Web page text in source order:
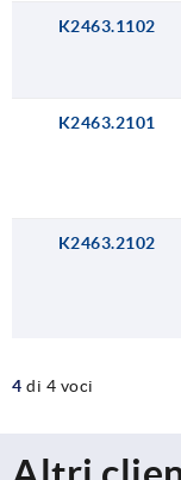
K2463.1102
K2463.2101
K2463.2102
4 di 4 voci